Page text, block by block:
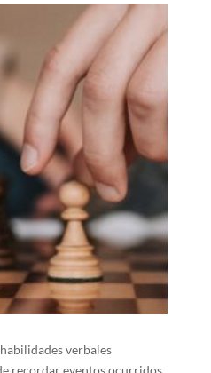
verbales
recordar eventos ocurridos